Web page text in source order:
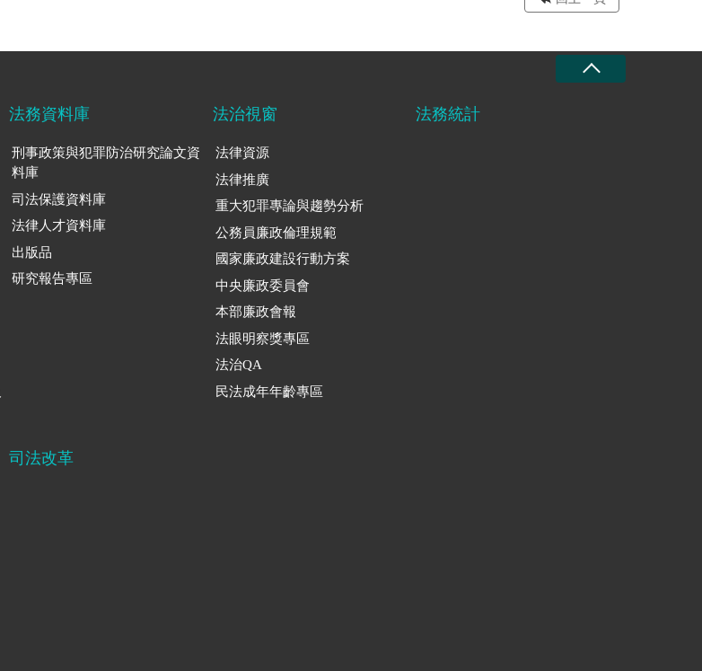
法務資料庫
刑事政策與犯罪防治研究論文資
料庫
司法保護資料庫
法律人才資料庫
出版品
研究報告專區
法治視窗
法律資源
法律推廣
重大犯罪專論與趨勢分析
公務員廉政倫理規範
國家廉政建設行動方案
中央廉政委員會
本部廉政會報
法眼明察獎專區
法治QA
民法成年年齡專區
法務統計
司法改革